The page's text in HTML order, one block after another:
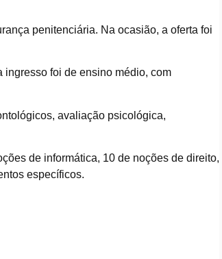
penitenciária. Na ocasião, a oferta foi
ingresso foi de ensino médio, com
avaliação psicológica,
de informática, 10 de noções de direito,
específicos.